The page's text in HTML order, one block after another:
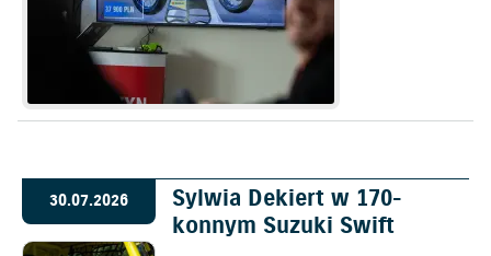
30.07.2026
Sylwia Dekiert w 170-
konnym Suzuki Swift